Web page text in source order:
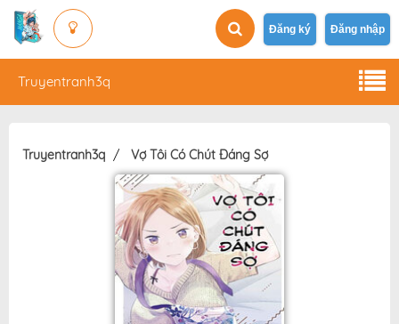
Đăng ký Đăng nhập
Truyentranh3q
Truyentranh3q Vợ Tôi Có Chút Đáng Sợ